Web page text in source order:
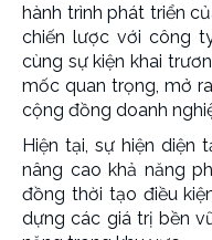
hành trình phát triển
chiến lược với công
cùng sự kiện khai
mốc quan trọng, mở
cộng đồng doanh
Hiện tại, sự hiện diện
nâng cao khả năng
đồng thời tạo điều
dựng các giá trị bền